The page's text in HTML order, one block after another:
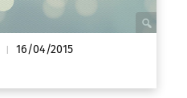
| 16/04/2015